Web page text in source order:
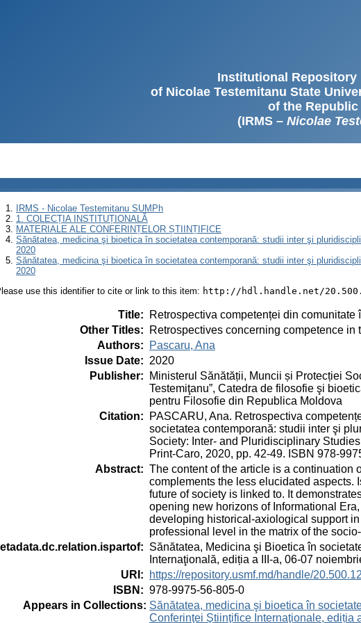
Institutional Repository
of Nicolae Testemitanu State
of the
(IRMS – Nicolae
IRMS - Nicolae Testemitanu SUMPh
1. COLECȚIA INSTITUȚIONALĂ
MATERIALE ALE CONFERINȚELOR ȘTIINȚIFICE
Sănătatea, medicina şi bioetica în societatea contemporană: studii inter şi
2020
Sănătatea, medicina şi bioetica în societatea contemporană: studii inter şi
2020
use this identifier to cite or link to this item: http://hdl.handle.net/
Title:
Retrospectiva competenței din comunitate
Other Titles:
Retrospectives concerning competence in
Authors:
Pascaru, Ana
Issue Date: 2020
Publisher:
Ministerul Sănătății, Muncii și Protecției
Testemiţanu”, Catedra de filosofie şi
pentru Filosofie din Republica Moldova
Citation:
PASCARU, Ana. Retrospectiva
societatea contemporană: studii inter şi
Society: Inter- and Pluridisciplinary
Print-Caro, 2020, pp. 42-49. ISBN 978-
Abstract: The content of the article is a continuation
complements the less elucidated aspects.
future of society is linked to. It
opening new horizons of Informational
developing historical-axiological support
professional level in the matrix of the
: Sănătatea, Medicina şi Bioetica în
Internaţională, ediția a III-a, 06-07
URI :
https://repository.usmf.md/handle/
ISBN : 978-9975-56-805-0
Appears in Collections: Sănătatea, medicina şi bioetica în
Conferinţei Ştiinţifice Internaţionale, ediția